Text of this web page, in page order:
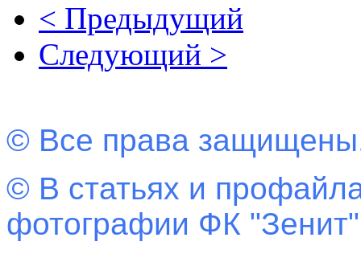
< Предыдущий
Следующий >
© Все права
© В статьях и
фотографии ФК